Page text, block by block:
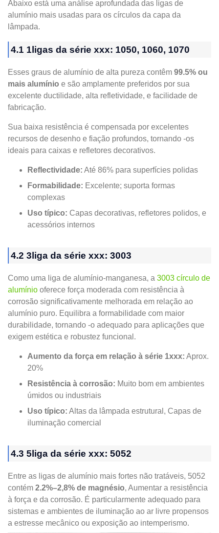
Abaixo está uma análise aprofundada das ligas de
alumínio mais usadas para os círculos da capa da
lâmpada.
4.1 1ligas da série xxx: 1050, 1060, 1070
Esses graus de alumínio de alta pureza contêm 99.5% ou
mais alumínio e são amplamente preferidos por sua
excelente ductilidade, alta refletividade, e facilidade de
fabricação.
Sua baixa resistência é compensada por excelentes
recursos de desenho e fiação profundos, tornando -os
ideais para caixas e refletores decorativos.
Reflectividade: Até 86% para superfícies polidas
Formabilidade: Excelente; suporta formas
complexas
Uso típico: Capas decorativas, refletores polidos, e
acessórios internos
4.2 3liga da série xxx: 3003
Como uma liga de alumínio-manganesa, a 3003 círculo de
alumínio oferece força moderada com resistência à
corrosão significativamente melhorada em relação ao
alumínio puro. Equilibra a formabilidade com maior
durabilidade, tornando -o adequado para aplicações que
exigem estética e robustez funcional.
Aumento da força em relação à série 1xxx: Aprox.
20%
Resistência à corrosão: Muito bom em ambientes
úmidos ou industriais
Uso típico: Altas da lâmpada estrutural, Capas de
iluminação comercial
4.3 5liga da série xxx: 5052
Entre as ligas de alumínio mais fortes não tratáveis, 5052
contém 2.2%–2,8% de magnésio, Aumentar a resistência
à força e da corrosão. É particularmente adequado para
sistemas e ambientes de iluminação ao ar livre propensos
a estresse mecânico ou exposição ao intemperismo.